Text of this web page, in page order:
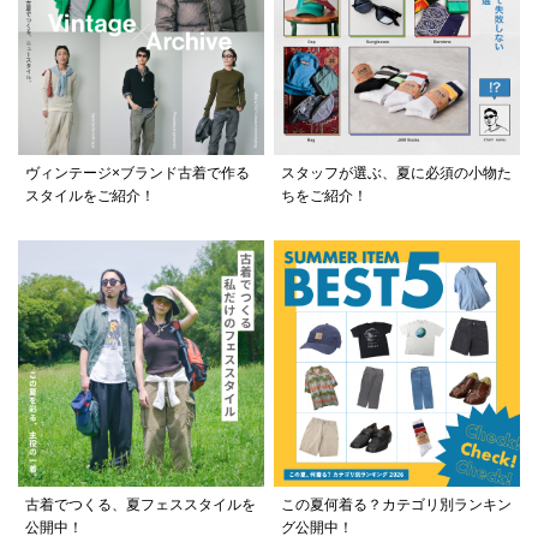
ヴィンテージ×ブランド古着で作る
スタイルをご紹介！
スタッフが選ぶ、夏に必須の小物た
ちをご紹介！
古着でつくる、夏フェススタイルを
公開中！
この夏何着る？カテゴリ別ランキン
グ公開中！